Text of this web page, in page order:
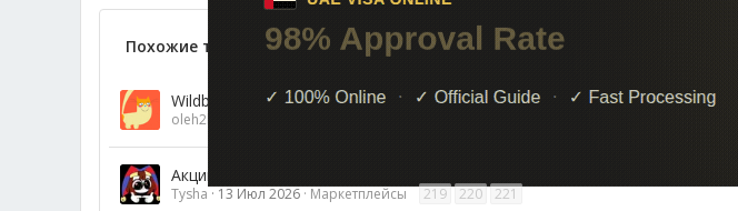
Похожие темы
Wildberries и Ozon исполнили предупреждения ФАС
oleh2bis
Акции и игры магазина Магнит #7
Tysha 13 Июл 2026 Маркетплейсы 219 220 221